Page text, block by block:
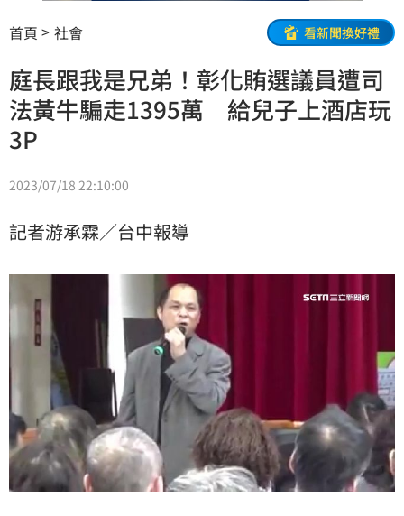
首頁 社會 看新聞換好禮
庭長跟我是兄弟！彰化賄選議員遭司
法黃牛騙走1395萬 給兒子上酒店玩
3P
2023/07/18 22:10:00
記者游承霖／台中報導